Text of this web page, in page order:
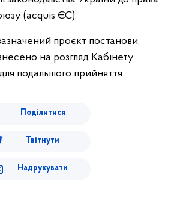
(acquis ЄС).
проєкт постанови,
на розгляд Кабінету
подальшого прийняття.
Поділитися
Твітнути
Надрукувати